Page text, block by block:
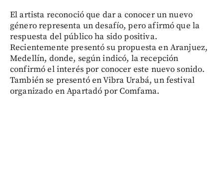
El artista reconoció que dar a conocer un nuevo
género representa un desafío, pero afirmó que la
respuesta del público ha sido positiva.
Recientemente presentó su propuesta en Aranjuez,
Medellín, donde, según indicó, la recepción
confirmó el interés por conocer este nuevo sonido.
También se presentó en Vibra Urabá, un festival
organizado en Apartadó por Comfama.